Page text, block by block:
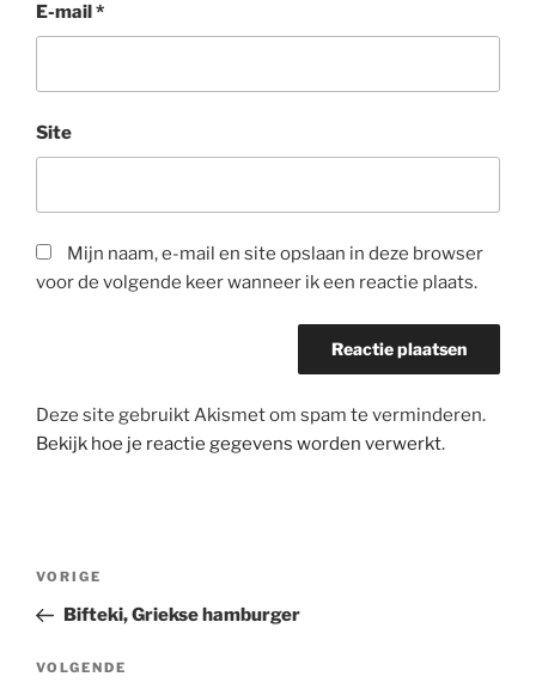
E-mail*
Site
Mijn naam, e-mail en site opslaan in deze browser
voor de volgende keer wanneer ik een reactie plaats.
Deze site gebruikt Akismet om spam te verminderen.
Bekijk hoe je reactie gegevens worden verwerkt.
Bericht
Vorig
bericht
VORIGE
Bifteki, Griekse hamburger
Volgend
VOLGENDE